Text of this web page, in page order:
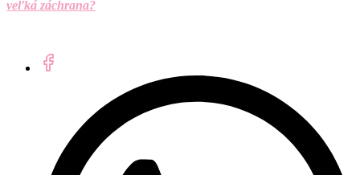
veľká záchrana?